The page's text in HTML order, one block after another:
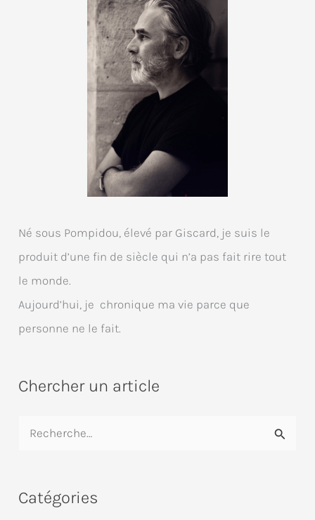
Né sous Pompidou, élevé par Giscard, je suis le
produit d’une fin de siècle qui n’a pas fait rire tout
le monde.
Aujourd’hui, je chronique ma vie parce que
personne ne le fait.
Chercher un article
h
Catégories